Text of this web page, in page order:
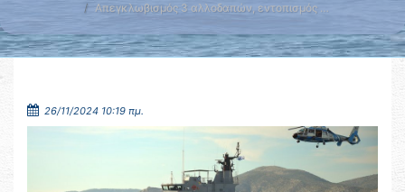
Απεγκλωβισμός 3 αλλοδαπών, εντοπισμός …
26/11/2024 10:19 πμ.